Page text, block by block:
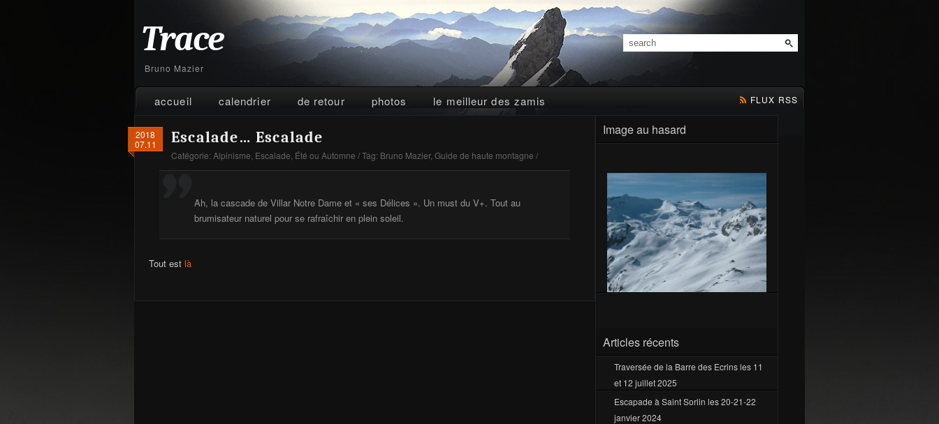
Trace
Bruno Mazier
accueil calendrier de retour photos le meilleur des zamis FLUX RSS
2018
07.11
Escalade… Escalade
Catégorie: Alpinisme Escalade Été ou Automne / Tag: Bruno Mazier, Guide de haute montagne /
Ah, la cascade de Villar Notre Dame et « ses Délices ». Un must du V+. Tout au
brumisateur naturel pour se rafraîchir en plein soleil.
Tout est là
Image au hasard
Articles récents
Traversée de la Barre des Ecrins les 11
et 12 juillet 2025
Escapade à Saint Sorlin les 20-21-22
janvier 2024